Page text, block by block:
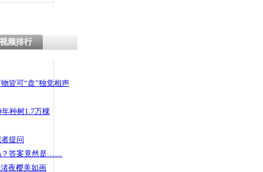
频排行
皆可“盘”独觉相声
种树1.7万棵
提问
？答案竟然是……
夜樱美如画